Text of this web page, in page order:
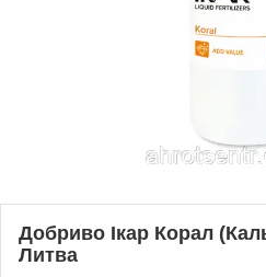
Добриво Ікар Корал
Литва